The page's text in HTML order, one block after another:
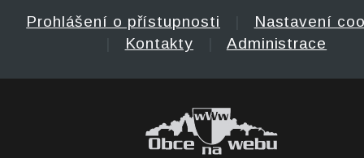
Prohlášení o přístupnosti
Nastavení
Kontakty Administrace